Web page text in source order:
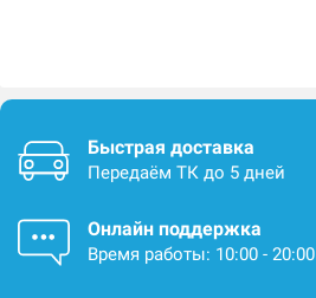
Быстрая доставка
Передаём ТК до 5 дней
Онлайн поддержка
Время работы: 10:00 - 20:00